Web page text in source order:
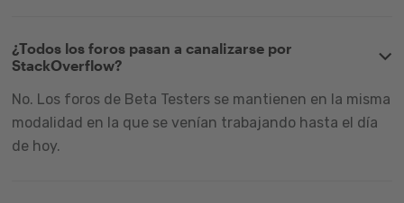
¿Todos los foros pasan a canalizarse por
StackOverflow?
No. Los foros de Beta Testers se mantienen en la misma
modalidad en la que se venían trabajando hasta el día
de hoy.